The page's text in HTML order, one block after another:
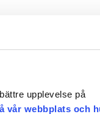
upplevelse på
vår webbplats och